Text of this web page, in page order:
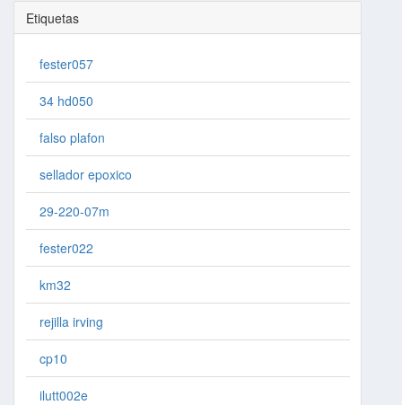
Etiquetas
fester057
34 hd050
falso plafon
sellador epoxico
29-220-07m
fester022
km32
rejilla irving
cp10
ilutt002e